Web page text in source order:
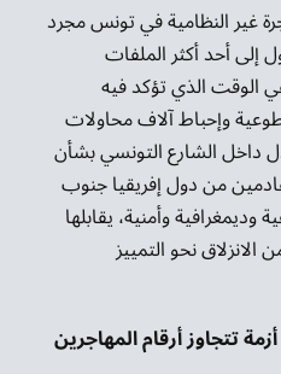
غير النظامية في تونس مجرد
إلى أحد أكثر الملفات
الوقت الذي تؤكد فيه
وإحباط آلاف محاولات
داخل الشارع التونسي بشأن
من دول إفريقيا جنوب
وأمنية، يقابلها
نحو التمييز
تتجاوز أرقام المهاجرين